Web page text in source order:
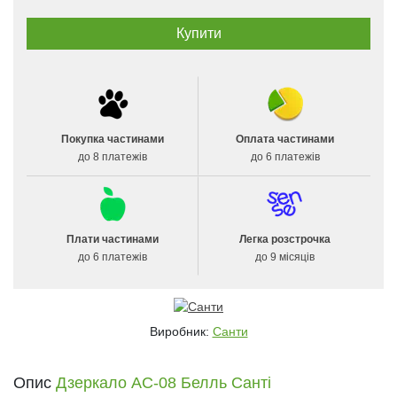
Покупка частинами
до 8 платежів
Оплата частинами
до 6 платежів
Плати частинами
до 6 платежів
Легка розстрочка
до 9 місяців
Виробник: Санти
Опис Дзеркало АС-08 Белль Санті